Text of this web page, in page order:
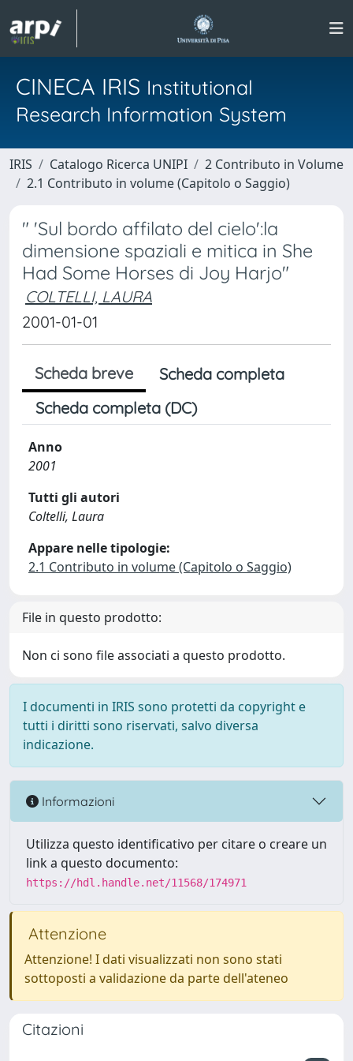
CINECA IRIS Institutional
Research Information System
IRIS Catalogo Ricerca UNIPI
2 Contributo in Volume
2.1 Contributo in volume (Capitolo o Saggio)
" 'Sul bordo affilato del cielo':la
dimensione spaziali e mitica in She
Had Some Horses di Joy Harjo"
COLTELLI, LAURA
2001-01-01
Scheda breve
Scheda completa
Scheda completa (DC)
Anno
2001
Tutti gli autori
Coltelli, Laura
Appare nelle tipologie:
2.1 Contributo in volume (Capitolo o Saggio)
File in questo prodotto:
Non ci sono file associati a questo prodotto.
I documenti in IRIS sono protetti da copyright e
tutti i diritti sono riservati, salvo diversa
indicazione.
Informazioni
Utilizza questo identificativo per citare o creare un
link a questo documento:
https://hdl.handle.net/11568/174971
Attenzione
Attenzione! I dati visualizzati non sono stati
sottoposti a validazione da parte dell'ateneo
Citazioni